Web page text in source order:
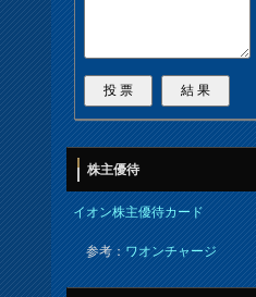
株主優待
イオン株主優待カード
参考：ワオンチャージ